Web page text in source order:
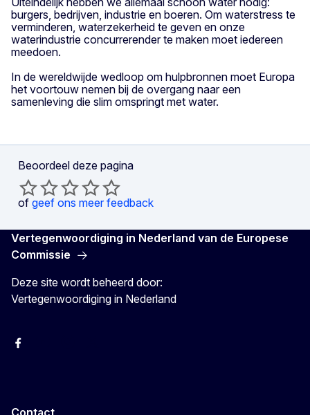
burgers, bedrijven, industrie en boeren. Om waterstress te
verminderen, waterzekerheid te geven en onze
waterindustrie concurrerender te maken moet iedereen
meedoen.
In de wereldwijde wedloop om hulpbronnen moet Europa
het voortouw nemen bij de overgang naar een
samenleving die slim omspringt met water.
Beoordeel deze pagina
of geef ons meer feedback
Vertegenwoordiging in Nederland van de Europese
Commissie
Deze site wordt beheerd door:
Vertegenwoordiging in Nederland
Facebook
Contact